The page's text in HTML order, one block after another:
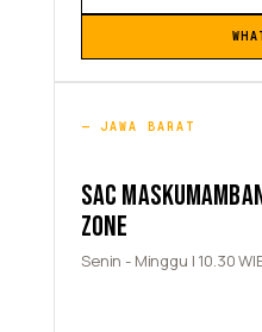
JAWA BARAT
SAC
ZONE
Senin - Minggu | 10.30